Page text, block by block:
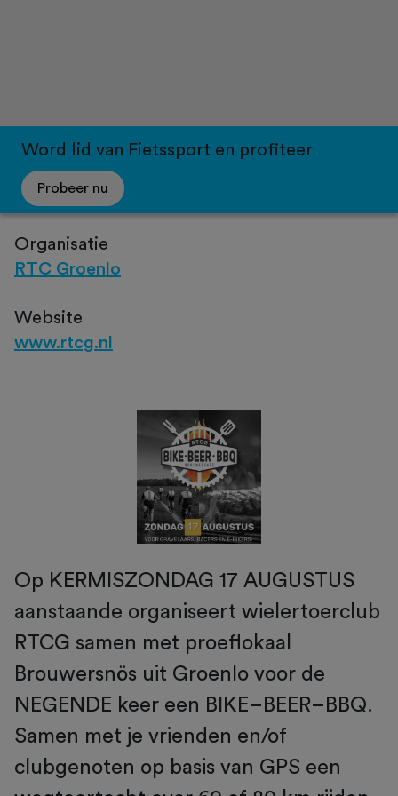
Word lid van Fietssport en profiteer
Probeer nu
Organisatie
RTC Groenlo
Website
www.rtcg.nl
Op KERMISZONDAG 17 AUGUSTUS
aanstaande organiseert wielertoerclub
RTCG samen met proeflokaal
Brouwersnös uit Groenlo voor de
NEGENDE keer een BIKE–BEER–BBQ.
Samen met je vrienden en/of
clubgenoten op basis van GPS een